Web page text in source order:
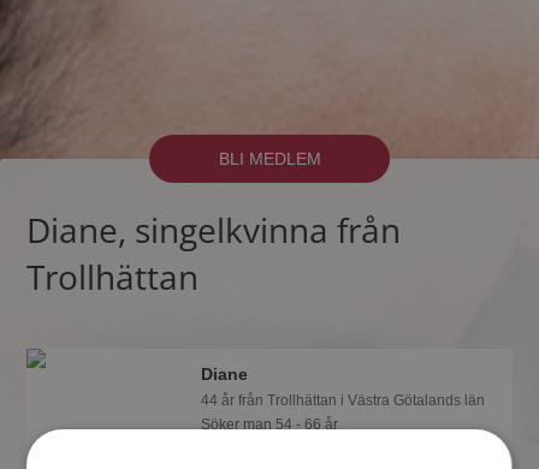
BLI MEDLEM
Diane, singelkvinna från
Trollhättan
Diane
44 år från Trollhättan i Västra Götalands län
Söker man 54 - 66 år